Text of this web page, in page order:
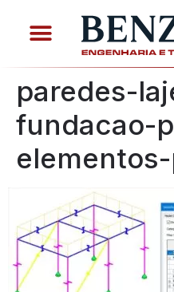
paredes-
fundacao-